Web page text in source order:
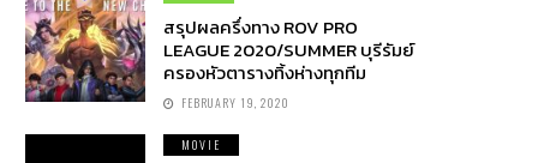
สรุปผลครึ่งทาง ROV PRO
LEAGUE 2020/SUMMER บุรีรัมย์
ครองหัวตารางทิ้งห่างทุกทีม
FEBRUARY 19, 2020
MOVIE